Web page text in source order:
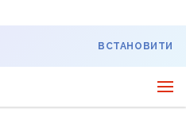
ВСТАНОВИТИ